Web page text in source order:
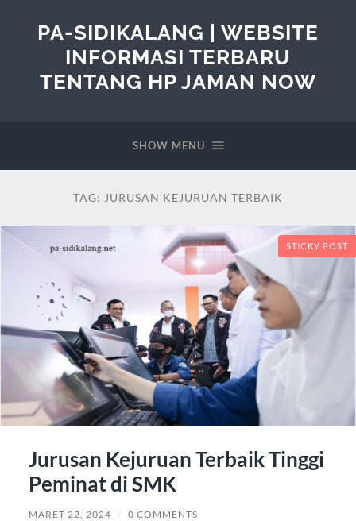
PA-SIDIKALANG | WEBSITE
INFORMASI TERBARU
TENTANG HP JAMAN NOW
SHOW MENU
TAG: JURUSAN KEJURUAN TERBAIK
STICKY POST
Jurusan Kejuruan Terbaik Tinggi
Peminat di SMK
MARET 22, 2024 / 0 COMMENTS